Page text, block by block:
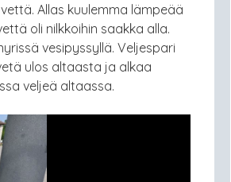
Allas kuulemma lämpeää
oli nilkkoihin saakka alla.
vesipyssyllä. Veljespari
ulos altaasta ja alkaa
veljeä altaassa.